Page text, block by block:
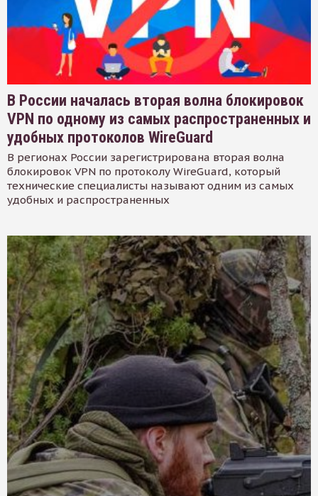
В России началась вторая волна блокировок
VPN по одному из самых распространенных и
удобных протоколов WireGuard
В регионах России зарегистрирована вторая волна
блокировок VPN по протоколу WireGuard, который
технические специалисты называют одним из самых
удобных и распространенных